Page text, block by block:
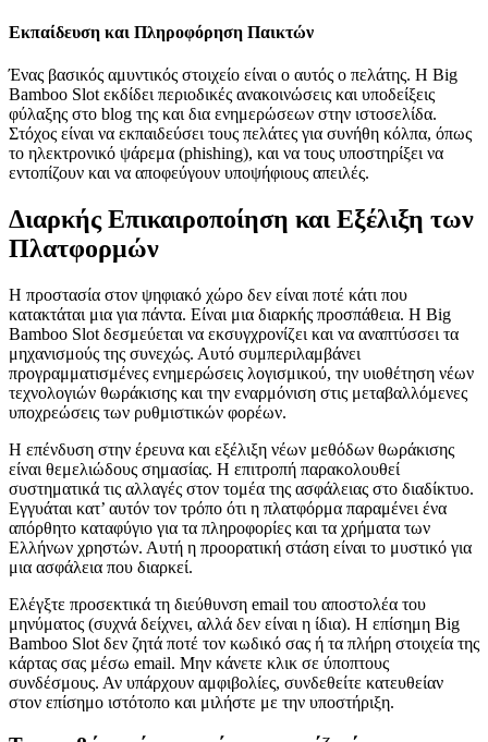
Εκπαίδευση και Πληροφόρηση Παικτών
Ένας βασικός αμυντικός στοιχείο είναι ο αυτός ο πελάτης. Η Big
Bamboo Slot εκδίδει περιοδικές ανακοινώσεις και υποδείξεις
φύλαξης στο blog της και δια ενημερώσεων στην ιστοσελίδα.
Στόχος είναι να εκπαιδεύσει τους πελάτες για συνήθη κόλπα, όπως
το ηλεκτρονικό ψάρεμα (phishing), και να τους υποστηρίξει να
εντοπίζουν και να αποφεύγουν υποψήφιους απειλές.
Διαρκής Επικαιροποίηση και Εξέλιξη των
Πλατφορμών
Η προστασία στον ψηφιακό χώρο δεν είναι ποτέ κάτι που
κατακτάται μια για πάντα. Είναι μια διαρκής προσπάθεια. Η Big
Bamboo Slot δεσμεύεται να εκσυγχρονίζει και να αναπτύσσει τα
μηχανισμούς της συνεχώς. Αυτό συμπεριλαμβάνει
προγραμματισμένες ενημερώσεις λογισμικού, την υιοθέτηση νέων
τεχνολογιών θωράκισης και την εναρμόνιση στις μεταβαλλόμενες
υποχρεώσεις των ρυθμιστικών φορέων.
Η επένδυση στην έρευνα και εξέλιξη νέων μεθόδων θωράκισης
είναι θεμελιώδους σημασίας. Η επιτροπή παρακολουθεί
συστηματικά τις αλλαγές στον τομέα της ασφάλειας στο διαδίκτυο.
Εγγυάται κατ’ αυτόν τον τρόπο ότι η πλατφόρμα παραμένει ένα
απόρθητο καταφύγιο για τα πληροφορίες και τα χρήματα των
Ελλήνων χρηστών. Αυτή η προορατική στάση είναι το μυστικό για
μια ασφάλεια που διαρκεί.
Ελέγξτε προσεκτικά τη διεύθυνση email του αποστολέα του
μηνύματος (συχνά δείχνει, αλλά δεν είναι η ίδια). Η επίσημη Big
Bamboo Slot δεν ζητά ποτέ τον κωδικό σας ή τα πλήρη στοιχεία της
κάρτας σας μέσω email. Μην κάνετε κλικ σε ύποπτους
συνδέσμους. Αν υπάρχουν αμφιβολίες, συνδεθείτε κατευθείαν
στον επίσημο ιστότοπο και μιλήστε με την υποστήριξη.